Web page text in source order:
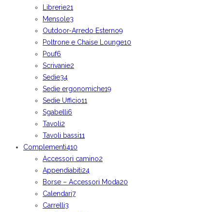
Librerie21
Mensole3
Outdoor-Arredo Esterno9
Poltrone e Chaise Lounge10
Pouf6
Scrivanie2
Sedie34
Sedie ergonomiche19
Sedie Ufficio11
Sgabelli6
Tavoli2
Tavoli bassi11
Complementi410
Accessori camino2
Appendiabiti24
Borse – Accessori Moda20
Calendari7
Carrelli3